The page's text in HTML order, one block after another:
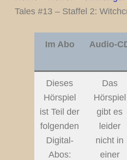
Tales #13 – Staffel 2:
Im Abo Audio-
Dieses
Hörspiel
ist Teil der
folgenden
Digital-
Abos:
Das
Hörspiel
gibt es
leider
nicht in
einer